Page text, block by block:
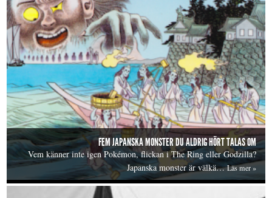
FEM JAPANSKA MONSTER DU ALDRIG HÖRT TALAS OM
Vem känner inte igen Pokémon, flickan i The Ring eller Godzilla?
Japanska monster är välkä…Läs mer »